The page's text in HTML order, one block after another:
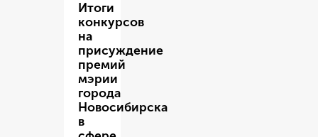
Итоги
конкурсов
на
присуждение
премий
мэрии
города
Новосибирска
в